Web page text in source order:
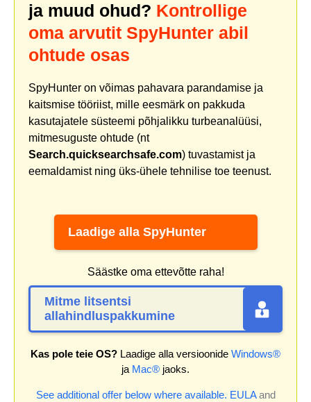
ja muud ohud? Kontrollige
oma arvutit SpyHunter abil
ohtude osas
SpyHunter on võimas pahavara parandamise ja
kaitsmise tööriist, mille eesmärk on pakkuda
kasutajatele süsteemi põhjalikku turbeanalüüsi,
mitmesuguste ohtude (nt
Search.quicksearchsafe.com) tuvastamist ja
eemaldamist ning üks-ühele tehnilise toe teenust.
Laadige alla SpyHunter
Säästke oma ettevõtte raha!
Mitme litsentsi
allahindluspakkumine
Kas pole teie OS? Laadige alla versioonide Windows®
ja Mac® jaoks.
See additional offer below where available. EULAand